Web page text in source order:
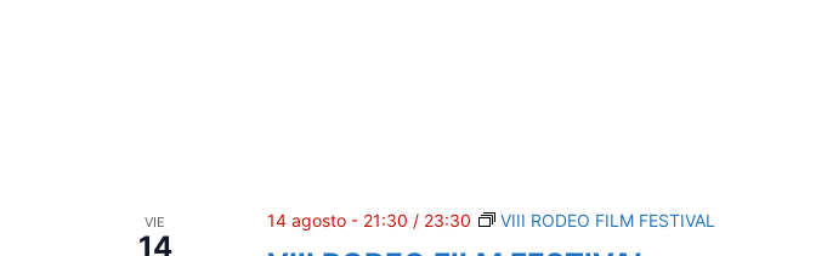
VIE
14
14 agosto - 21:30 / 23:30 VIII RODEO FILM FESTIVAL